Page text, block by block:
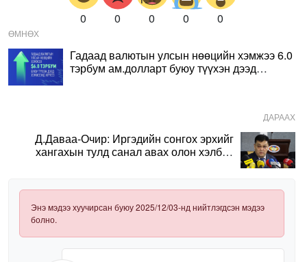
0 0 0 0 0
ӨМНӨХ
Гадаад валютын улсын нөөцийн хэмжээ 6.0
тэрбум ам.долларт буюу түүхэн дээд
ДАРААХ
Д.Даваа-Очир: Иргэдийн сонгох эрхийг
хангахын тулд санал авах олон хэлбэр
Энэ мэдээ хуучирсан буюу 2025/12/03-нд нийтлэгдсэн мэдээ
болно.